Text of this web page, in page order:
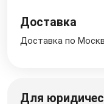
Доставка
Доставка по
Для